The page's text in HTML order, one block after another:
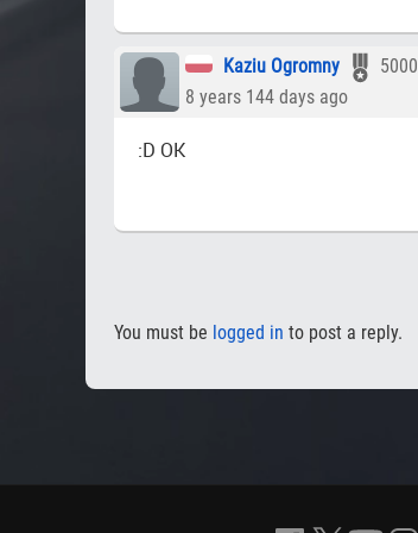
Kaziu Ogromny
5000
8 years 144 days ago
:D OK
You must be logged in to post a reply.